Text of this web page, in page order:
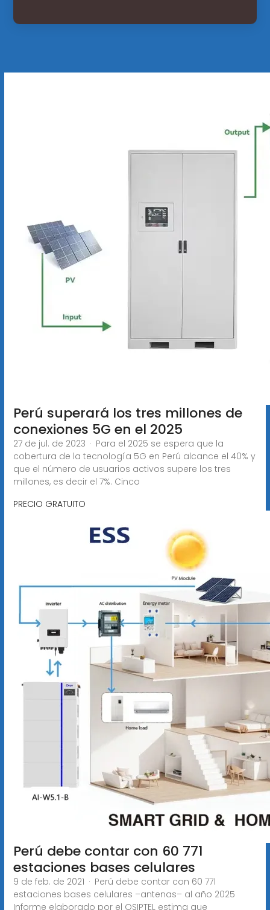
Perú superará los tres millones de
conexiones 5G en el 2025
27 de jul. de 2023 · Para el 2025 se espera que la
cobertura de la tecnología 5G en Perú alcance el 40% y
que el número de usuarios activos supere los tres
millones, es decir el 7%. Cinco
PRECIO GRATUITO
Perú debe contar con 60 771
estaciones bases celulares
9 de feb. de 2021 · Perú debe contar con 60 771
estaciones bases celulares –antenas– al año 2025
Informe elaborado por el OSIPTEL estima que